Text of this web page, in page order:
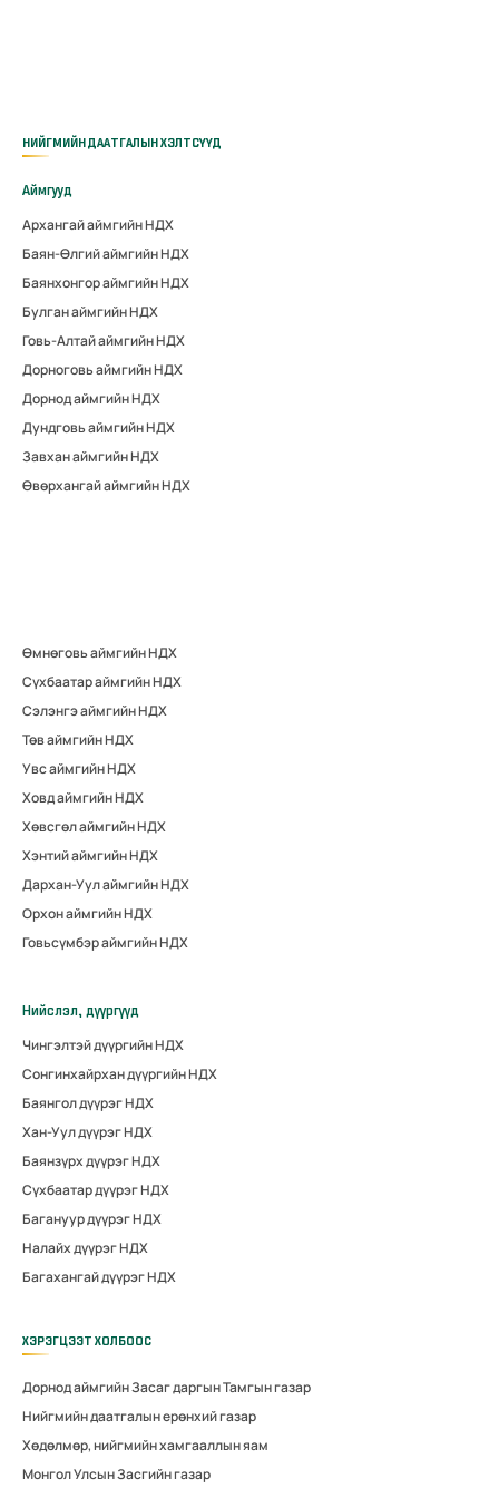
НИЙГМИЙН ДААТГАЛЫН ХЭЛТСҮҮД
Аймгууд
Архангай аймгийн НДХ
Баян-Өлгий аймгийн НДХ
Баянхонгор аймгийн НДХ
Булган аймгийн НДХ
Говь-Алтай аймгийн НДХ
Дорноговь аймгийн НДХ
Дорнод аймгийн НДХ
Дундговь аймгийн НДХ
Завхан аймгийн НДХ
Өвөрхангай аймгийн НДХ
Өмнөговь аймгийн НДХ
Сүхбаатар аймгийн НДХ
Сэлэнгэ аймгийн НДХ
Төв аймгийн НДХ
Увс аймгийн НДХ
Ховд аймгийн НДХ
Хөвсгөл аймгийн НДХ
Хэнтий аймгийн НДХ
Дархан-Уул аймгийн НДХ
Орхон аймгийн НДХ
Говьсүмбэр аймгийн НДХ
Нийслэл, дүүргүүд
Чингэлтэй дүүргийн НДХ
Сонгинхайрхан дүүргийн НДХ
Баянгол дүүрэг НДХ
Хан-Уул дүүрэг НДХ
Баянзүрх дүүрэг НДХ
Сүхбаатар дүүрэг НДХ
Багануур дүүрэг НДХ
Налайх дүүрэг НДХ
Багахангай дүүрэг НДХ
ХЭРЭГЦЭЭТ ХОЛБООС
Дорнод аймгийн Засаг даргын Тамгын газар
Нийгмийн даатгалын ерөнхий газар
Хөдөлмөр, нийгмийн хамгааллын яам
Монгол Улсын Засгийн газар